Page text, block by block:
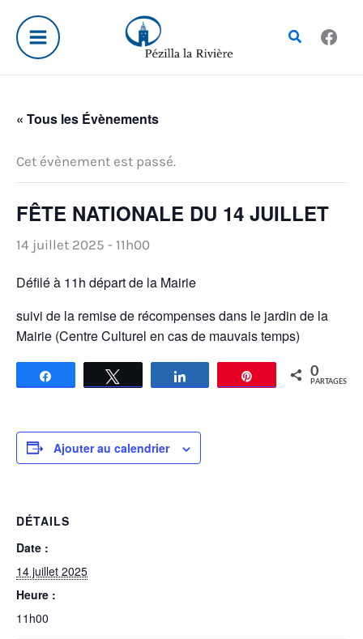
contenu
Rechercher
« Tous les Évènements
Cet évènement est passé.
FÊTE NATIONALE DU 14 JUILLET
14 juillet 2025 - 11h00
Défilé à 11h départ de la Mairie
suivi de la remise de récompenses dans le jardin de la
Mairie (Centre Culturel en cas de mauvais temps)
Épingle 0
PARTAGES
Ajouter au calendrier
DÉTAILS
Date :
14 juillet 2025
Heure :
11h00